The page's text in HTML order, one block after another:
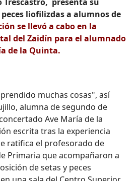
liofilizdas a alumnos de
se llevó a cabo en la
del Zaidín para el alumnado
de la Quinta.
muchas cosas", así
alumna de segundo de
Ave María de la
escrita tras la experiencia
ratifica el profesorado de
Primaria que acompañaron a
de setas y peces